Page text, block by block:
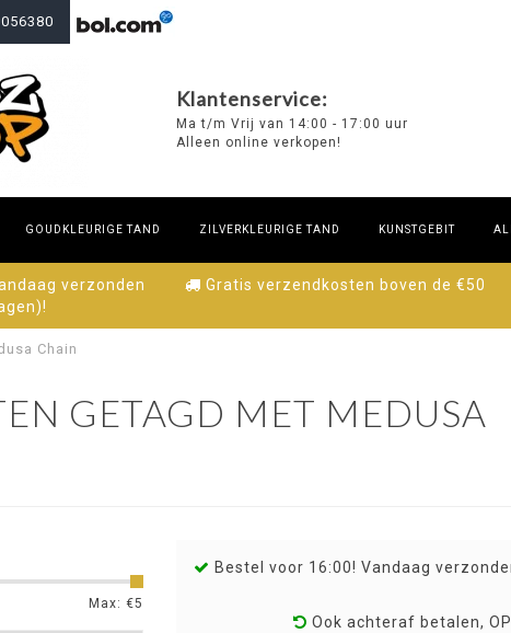
Klantenservice:
Ma t/m Vrij van 14:00 - 17:00 uur
Alleen online verkopen!
GOUDKLEURIGE TAND ZILVERKLEURIGE TAND KUNSTGEBIT
verzonden
Gratis verzendkosten boven de €50
Chain
GETAGD MET MEDUSA
Max: €5
Bestel voor 16:00! Vandaag
Ook achteraf betalen, OP